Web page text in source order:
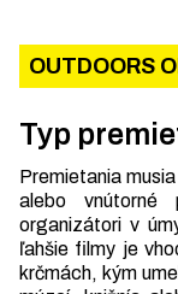
OUTDOORS
Typ
Premietania
alebo vnútorné
organizátori v
ľahšie filmy je
krčmách, kým